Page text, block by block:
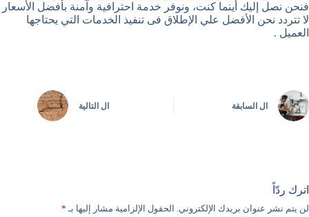
فنحن نصل إليك أينما كنت، ونوفر خدمة احترافية وآمنة بأفضل الأسعار
لا تتردد نحن الأفضل علي الإطلاق فى تنفيذ الخدمات التي يحتاجها
العميل .
ال السابقة ال التالية
اترك ردّاً
لن يتم نشر عنوان بريدك الإلكتروني. الحقول الإلزامية مشار إليها بـ *